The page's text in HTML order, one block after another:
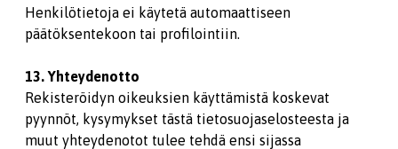
Henkilötietoja ei käytetä automaattiseen
päätöksentekoon tai profilointiin.
13. Yhteydenotto
Rekisteröidyn oikeuksien käyttämistä koskevat
pyynnöt, kysymykset tästä tietosuojaselosteesta ja
muut yhteydenotot tulee tehdä ensi sijassa